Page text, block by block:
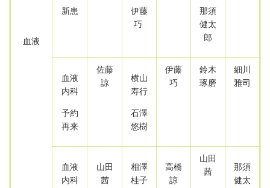
血液
新患
伊藤
巧
那須
健太
郎
血液
内科
予約
再来
佐藤
諒
横山
寿行
石澤
悠樹
伊藤
巧
鈴木
琢磨
細川
雅司
血液
内科
山田
茜
相澤
桂子
高橋
諒
山田
茜
那須
健太